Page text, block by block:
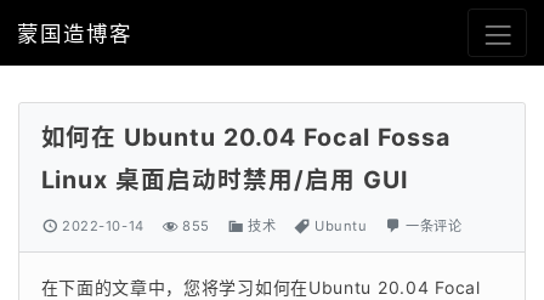
蒙国造博客
如何在 Ubuntu 20.04 Focal Fossa
Linux 桌面启动时禁用/启用 GUI
2022-10-14 855 技术 Ubuntu 一条评论
在下面的文章中，您将学习如何在Ubuntu 20.04 Focal